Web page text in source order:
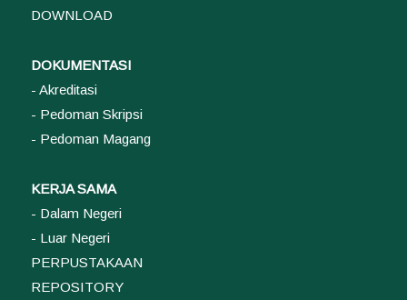
DOWNLOAD
DOKUMENTASI
- Akreditasi
- Pedoman Skripsi
- Pedoman Magang
KERJA SAMA
- Dalam Negeri
- Luar Negeri
PERPUSTAKAAN
REPOSITORY